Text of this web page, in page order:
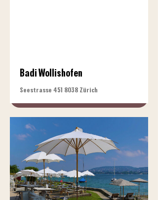
Badi Wollishofen
Seestrasse 451 8038 Zürich